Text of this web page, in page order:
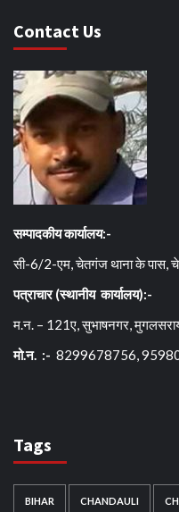
Contact Us
सम्पादकीय कार्यालय:-
सी-6/2-एम, चेतगंज थाना के पास,
पत्राचार (स्थानीय कार्यालय):-
म.न. – 121ए, सुभाषनगर,
मो.न. :- 8299678756,
Tags
BIHAR CHANDAULI